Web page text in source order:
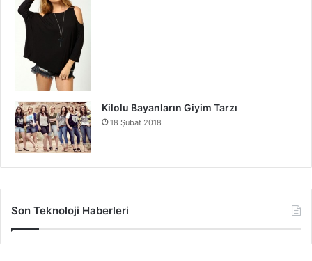
Kilolu Bayanların Giyim Tarzı
18 Şubat 2018
Son Teknoloji Haberleri